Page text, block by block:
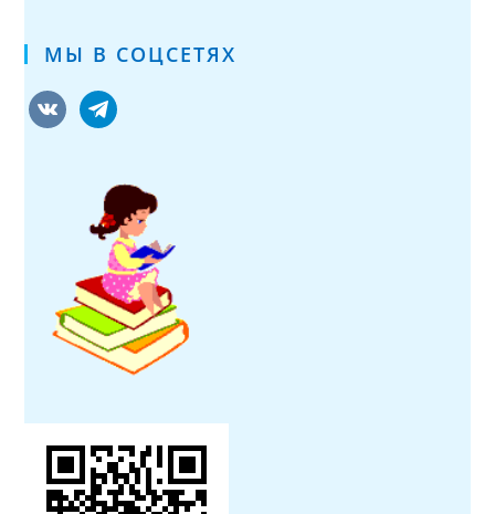
МЫ В СОЦСЕТЯХ
vkontaktetelegram